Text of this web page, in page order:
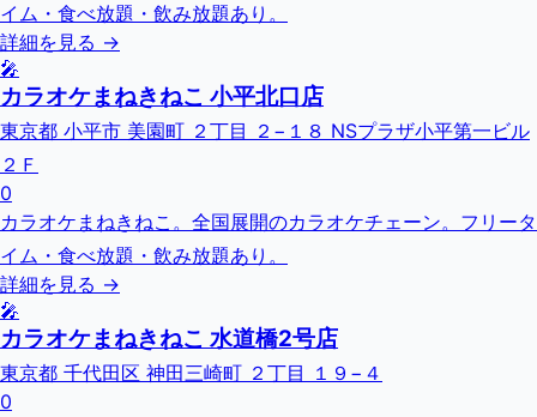
イム・食べ放題・飲み放題あり。
詳細を見る →
🎤
カラオケまねきねこ 小平北口店
東京都 小平市 美園町 ２丁目 ２−１８ NSプラザ小平第一ビル
２Ｆ
0
カラオケまねきねこ。全国展開のカラオケチェーン。フリータ
イム・食べ放題・飲み放題あり。
詳細を見る →
🎤
カラオケまねきねこ 水道橋2号店
東京都 千代田区 神田三崎町 ２丁目 １９−４
0